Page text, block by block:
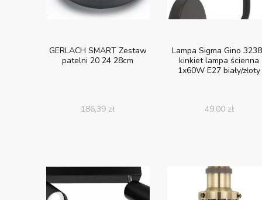
GERLACH SMART Zestaw
patelni 20 24 28cm
186,39 zł
Lampa Sigma Gino
kinkiet lampa ścienna
1x60W E27 biały/złoty
49,00 zł